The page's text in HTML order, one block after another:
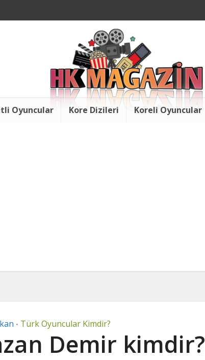
Oyuncular Kore Dizileri Koreli Oyuncular
• Türk Oyuncular Kimdir?
Demir kimdir?